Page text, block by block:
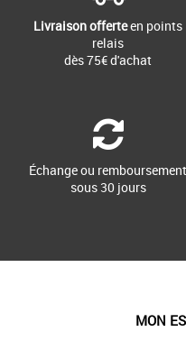
Livraison offerteen points
relais
dès 75€ d'achat
Échange ou remboursement
sous 30 jours
MON